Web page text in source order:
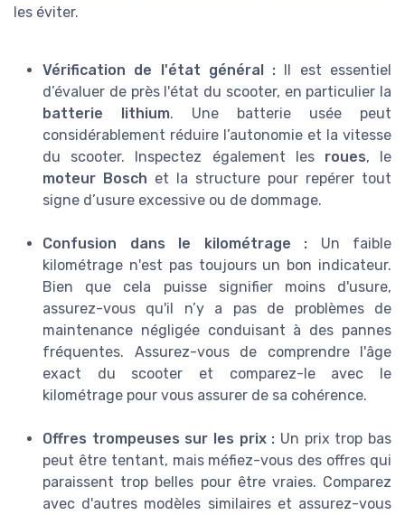
les éviter.
Vérification de l'état général : Il est essentiel
d’évaluer de près l'état du scooter, en particulier la
batterie lithium. Une batterie usée peut
considérablement réduire l’autonomie et la vitesse
du scooter. Inspectez également les roues, le
moteur Bosch et la structure pour repérer tout
signe d’usure excessive ou de dommage.
Confusion dans le kilométrage : Un faible
kilométrage n'est pas toujours un bon indicateur.
Bien que cela puisse signifier moins d'usure,
assurez-vous qu'il n’y a pas de problèmes de
maintenance négligée conduisant à des pannes
fréquentes. Assurez-vous de comprendre l'âge
exact du scooter et comparez-le avec le
kilométrage pour vous assurer de sa cohérence.
Offres trompeuses sur les prix : Un prix trop bas
peut être tentant, mais méfiez-vous des offres qui
paraissent trop belles pour être vraies. Comparez
avec d'autres modèles similaires et assurez-vous